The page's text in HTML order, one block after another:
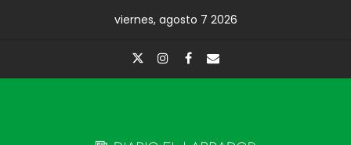
viernes, agosto 7 2026